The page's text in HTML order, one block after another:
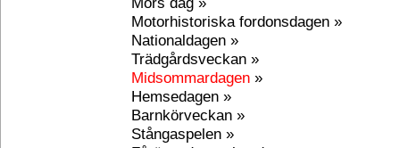
Motorhistoriska fordonsdagen »
Nationaldagen »
Trädgårdsveckan »
Midsommardagen »
Hemsedagen »
Barnkörveckan »
Stångaspelen »